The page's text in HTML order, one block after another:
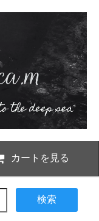
カートを見る
検索